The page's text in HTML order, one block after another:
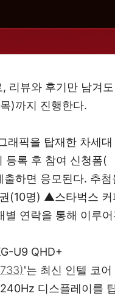
리뷰와 후기만 남겨
)까지 진행한다.
픽을 탑재한 차세대
등록 후 참여 신청폼(
출하면 응모된다. 추
(10명) ▲스타벅스 커
연락을 통해 이루
U9 QHD+
'는 최신 인텔 코
디스플레이를